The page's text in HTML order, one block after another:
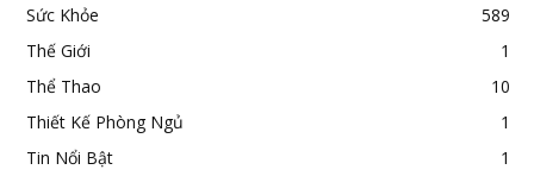
Sức Khỏe
589
Thế Giới
1
Thể Thao
10
Thiết Kế Phòng Ngủ
1
Tin Nổi Bật
1